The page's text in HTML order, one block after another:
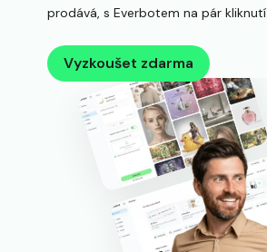
prodává, s Everbotem na pár kliknutí.
Vyzkoušet zdarma